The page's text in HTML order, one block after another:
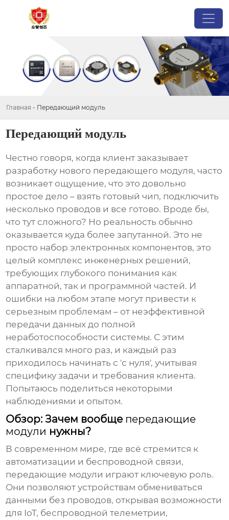
Главная - Передающий модуль
Передающий модуль
Честно говоря, когда клиент заказывает
разработку нового передающего модуля, часто
возникает ощущение, что это довольно
простое дело – взять готовый чип, подключить
несколько проводов и все готово. Вроде бы,
что тут сложного? Но реальность обычно
оказывается куда более запутанной. Это не
просто набор электронных компонентов, это
целый комплекс инженерных решений,
требующих глубокого понимания как
аппаратной, так и программной частей. И
ошибки на любом этапе могут привести к
серьезным проблемам – от неэффективной
передачи данных до полной
неработоспособности системы. С этим
сталкивался много раз, и каждый раз
приходилось начинать с 'с нуля', учитывая
специфику задачи и требования клиента.
Попытаюсь поделиться некоторыми
наблюдениями и опытом.
Обзор: Зачем вообще передающие
модули нужны?
В современном мире, где всё стремится к
автоматизации и беспроводной связи,
передающие модули играют ключевую роль.
Они позволяют устройствам обмениваться
данными без проводов, открывая возможности
для IoT, беспроводной телеметрии,